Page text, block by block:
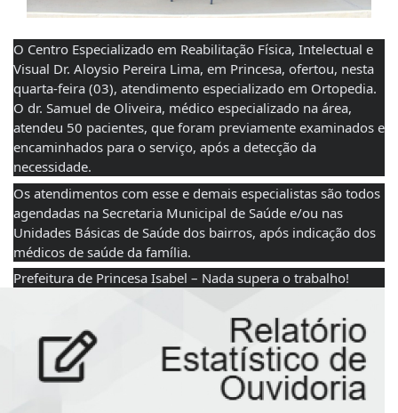
O Centro Especializado em Reabilitação Física, Intelectual e
Visual Dr. Aloysio Pereira Lima, em Princesa, ofertou, nesta
quarta-feira (03), atendimento especializado em Ortopedia.
O dr. Samuel de Oliveira, médico especializado na área,
atendeu 50 pacientes, que foram previamente examinados e
encaminhados para o serviço, após a detecção da
necessidade.
Os atendimentos com esse e demais especialistas são todos
agendadas na Secretaria Municipal de Saúde e/ou nas
Unidades Básicas de Saúde dos bairros, após indicação dos
médicos de saúde da família.
Prefeitura de Princesa Isabel – Nada supera o trabalho!